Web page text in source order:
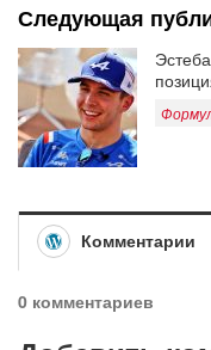
Следующая
Комментарии
0 комментариев